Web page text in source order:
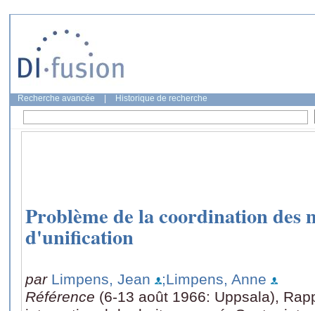
Recherche avancée Historique de recherche
Problème de la coordination des
d'unification
par Limpens, Jean
;Limpens, Anne
Référence (6-13 août 1966: Uppsala),